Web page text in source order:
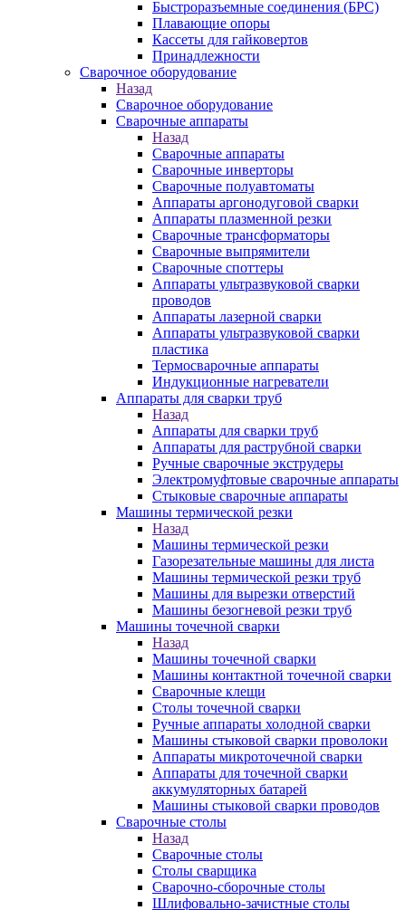
Быстроразъемные соединения (БРС)
Плавающие опоры
Кассеты для гайковертов
Принадлежности
Сварочное оборудование
Назад
Сварочное оборудование
Сварочные аппараты
Назад
Сварочные аппараты
Сварочные инверторы
Сварочные полуавтоматы
Аппараты аргонодуговой сварки
Аппараты плазменной резки
Сварочные трансформаторы
Сварочные выпрямители
Сварочные споттеры
Аппараты ультразвуковой сварки
проводов
Аппараты лазерной сварки
Аппараты ультразвуковой сварки
пластика
Термосварочные аппараты
Индукционные нагреватели
Аппараты для сварки труб
Назад
Аппараты для сварки труб
Аппараты для раструбной сварки
Ручные сварочные экструдеры
Электромуфтовые сварочные аппараты
Стыковые сварочные аппараты
Машины термической резки
Назад
Машины термической резки
Газорезательные машины для листа
Машины термической резки труб
Машины для вырезки отверстий
Машины безогневой резки труб
Машины точечной сварки
Назад
Машины точечной сварки
Машины контактной точечной сварки
Сварочные клещи
Столы точечной сварки
Ручные аппараты холодной сварки
Машины стыковой сварки проволоки
Аппараты микроточечной сварки
Аппараты для точечной сварки
аккумуляторных батарей
Машины стыковой сварки проводов
Сварочные столы
Назад
Сварочные столы
Столы сварщика
Сварочно-сборочные столы
Шлифовально-зачистные столы